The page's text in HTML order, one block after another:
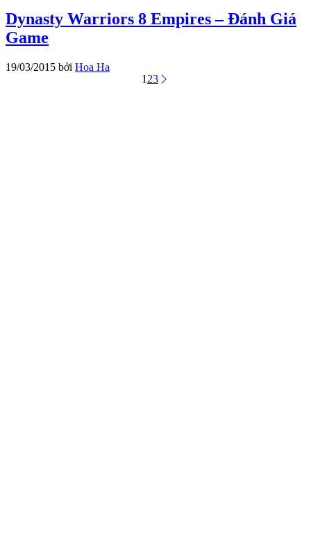
Dynasty Warriors 8 Empires – Đánh Giá
Game
19/03/2015 bởi Hoa Ha
1 23